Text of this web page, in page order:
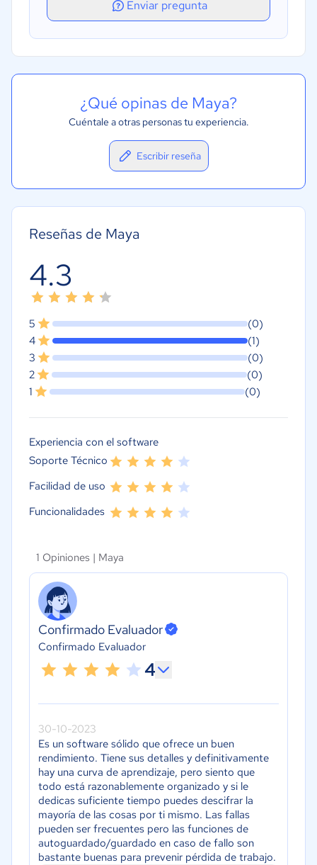
Enviar pregunta
¿Qué opinas de Maya?
Cuéntale a otras personas tu experiencia.
Escribir reseña
Reseñas de Maya
4.3
5
(0)
4
(1)
3
(0)
2
(0)
1
(0)
Experiencia con el software
Soporte Técnico
Facilidad de uso
Funcionalidades
1 Opiniones | Maya
Confirmado Evaluador
Confirmado Evaluador
4
30-10-2023
Es un software sólido que ofrece un buen
rendimiento. Tiene sus detalles y definitivamente
hay una curva de aprendizaje, pero siento que
todo está razonablemente organizado y si le
dedicas suficiente tiempo puedes descifrar la
mayoría de las cosas por ti mismo. Las fallas
pueden ser frecuentes pero las funciones de
autoguardado/guardado en caso de fallo son
bastante buenas para prevenir pérdida de trabajo.